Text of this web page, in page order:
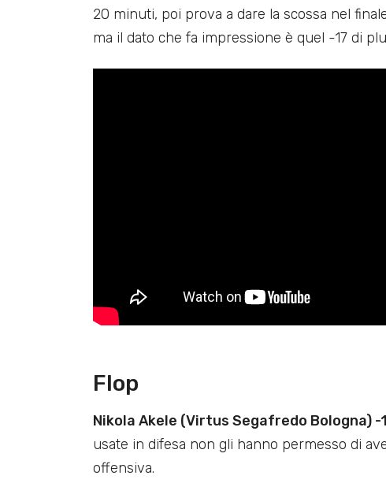
20 minuti, poi prova a dare la scossa nel
ma il dato che fa impressione è quel -17 di
Flop
Nikola Akele (Virtus Segafredo Bologna) -
usate in difesa non gli hanno permesso di
offensiva.